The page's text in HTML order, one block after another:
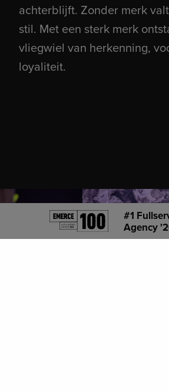
Account Director
CLIENT SERVICES & SALES ADWISE
Stage & Afstuderen
Senior Performance
BIJ OPDRACHTGEVERS BIJ
achterblijft. Zonder merk
stil. Met een sterk merk
vliegwiel van herkenning,
loyaliteit.
#1
Agency